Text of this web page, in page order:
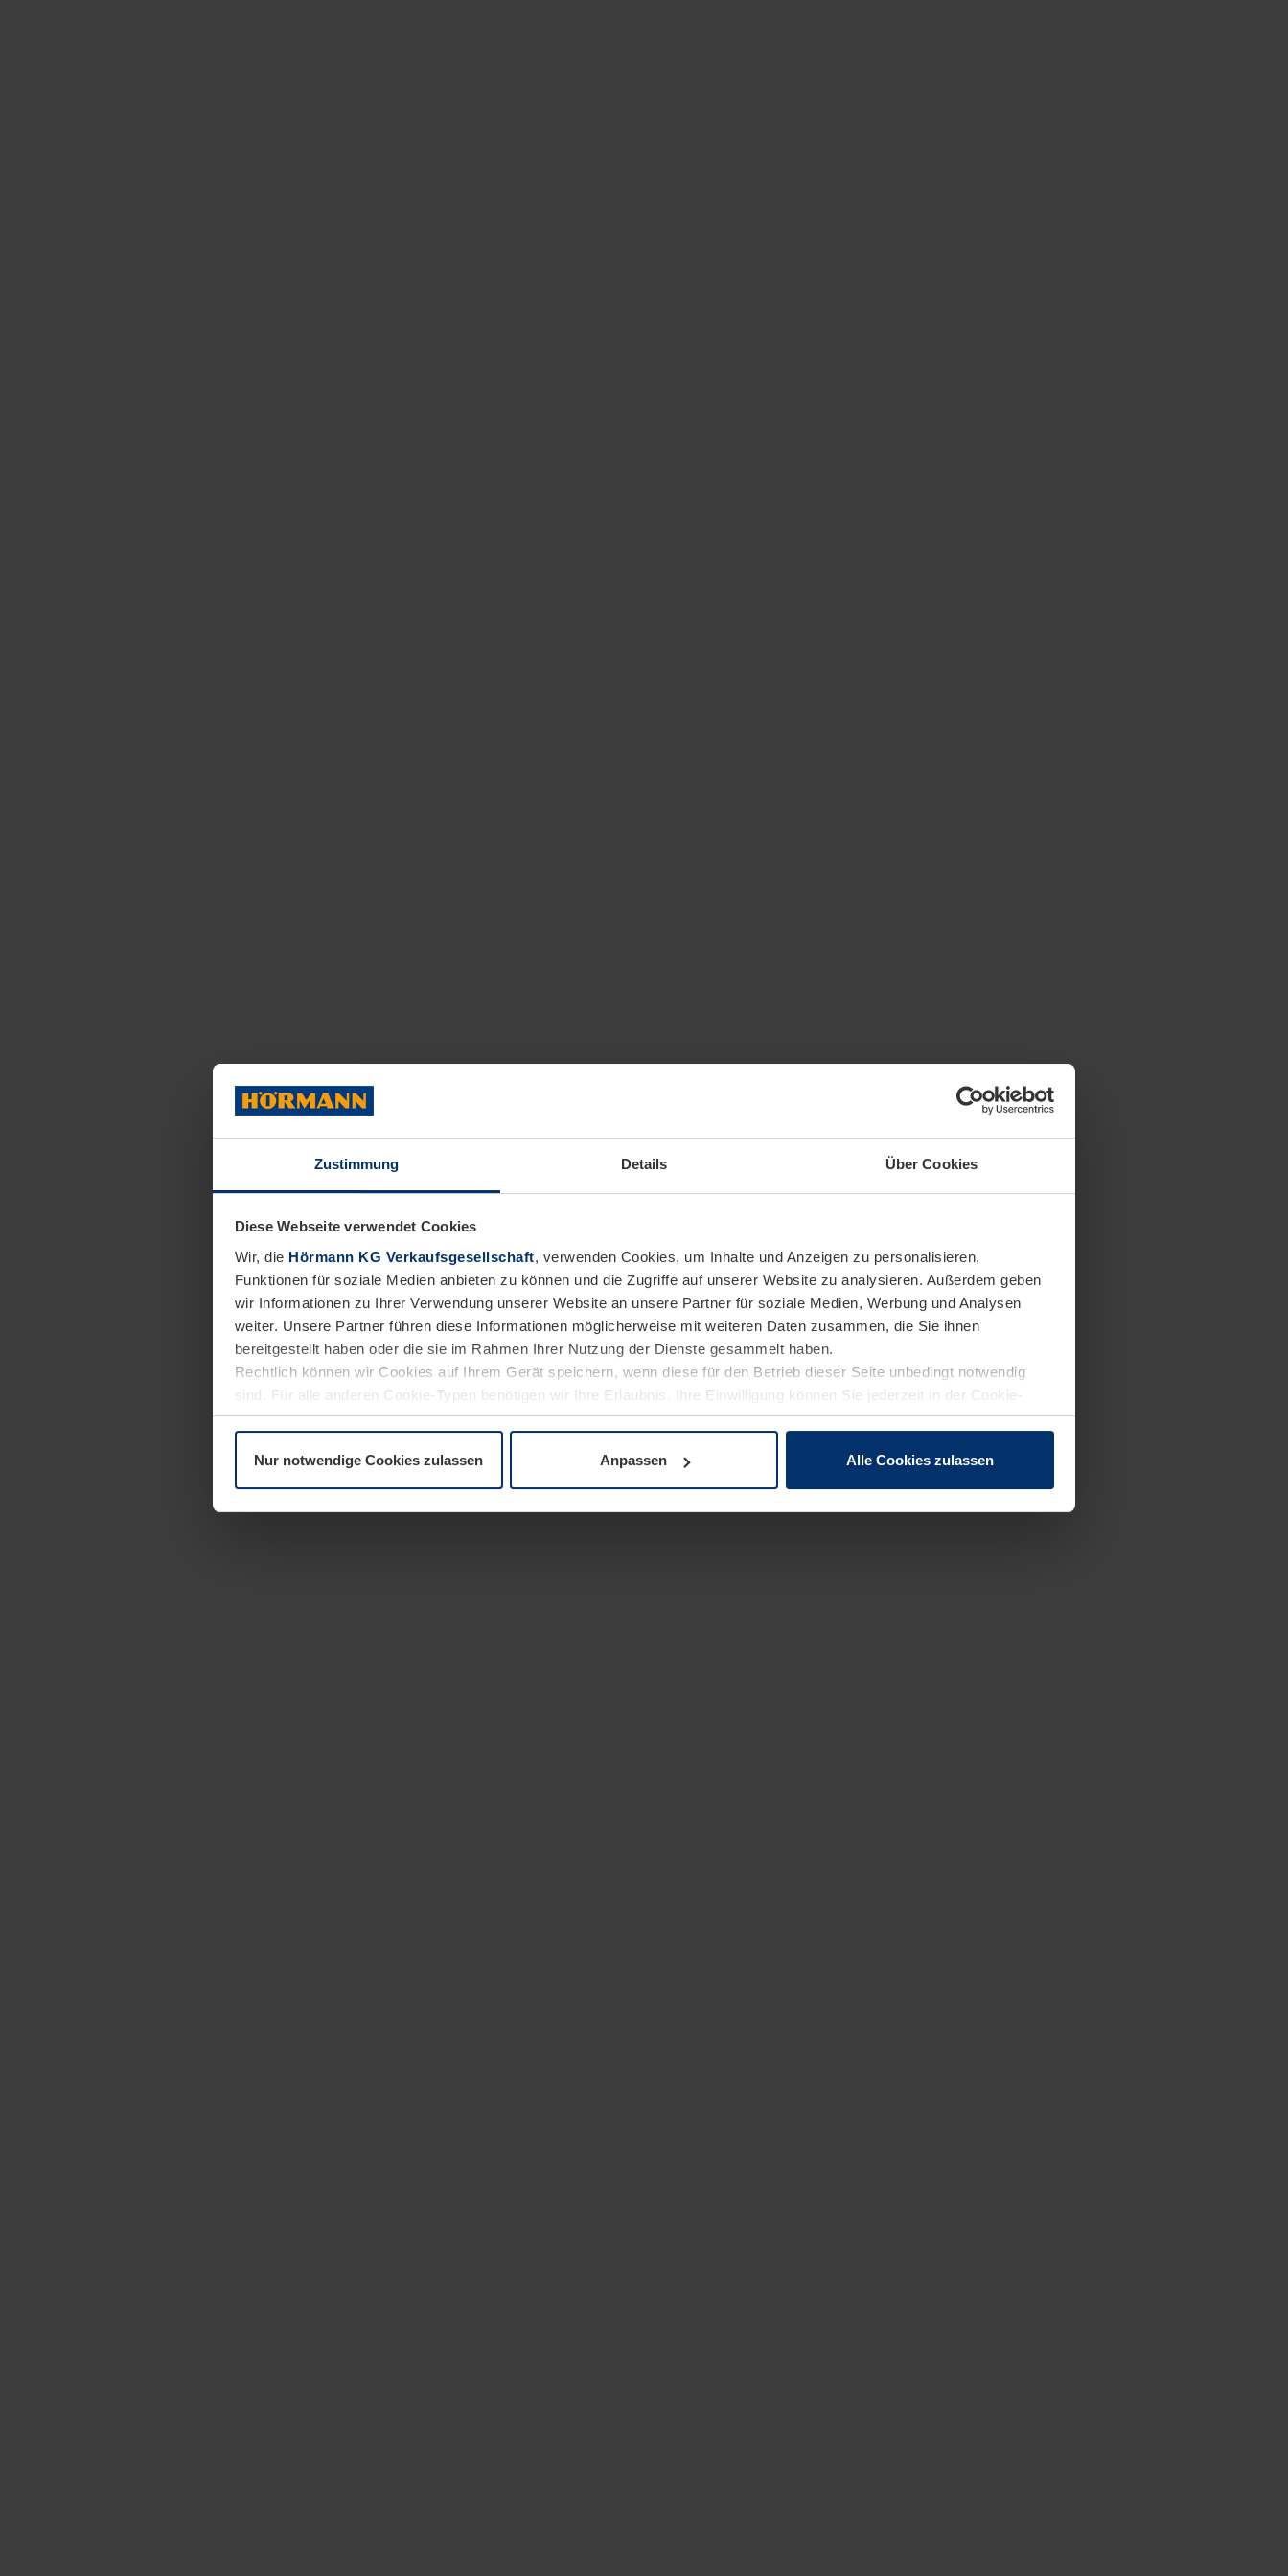
Zustimmung Details Über Cookies
Diese Webseite verwendet Cookies
Wir, die Hörmann KG Verkaufsgesellschaft, verwenden Cookies, um Inhalte und Anzeigen zu personalisieren,
Funktionen für soziale Medien anbieten zu können und die Zugriffe auf unserer Website zu analysieren. Außerdem geben
wir Informationen zu Ihrer Verwendung unserer Website an unsere Partner für soziale Medien, Werbung und Analysen
weiter. Unsere Partner führen diese Informationen möglicherweise mit weiteren Daten zusammen, die Sie ihnen
bereitgestellt haben oder die sie im Rahmen Ihrer Nutzung der Dienste gesammelt haben.
Rechtlich können wir Cookies auf Ihrem Gerät speichern, wenn diese für den Betrieb dieser Seite unbedingt notwendig
sind. Für alle anderen Cookie-Typen benötigen wir Ihre Erlaubnis. Ihre Einwilligung können Sie jederzeit in der Cookie-
Erläuterung auf der SeiteDatenschutzerklärungunserer Website ändern oder widerrufen.
Nur notwendige Cookies zulassen Anpassen Alle Cookies zulassen